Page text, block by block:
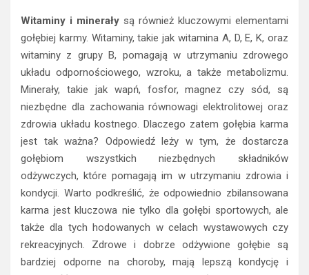
Witaminy i minerały są również kluczowymi elementami
gołębiej karmy. Witaminy, takie jak witamina A, D, E, K, oraz
witaminy z grupy B, pomagają w utrzymaniu zdrowego
układu odpornościowego, wzroku, a także metabolizmu.
Minerały, takie jak wapń, fosfor, magnez czy sód, są
niezbędne dla zachowania równowagi elektrolitowej oraz
zdrowia układu kostnego. Dlaczego zatem gołębia karma
jest tak ważna? Odpowiedź leży w tym, że dostarcza
gołębiom wszystkich niezbędnych składników
odżywczych, które pomagają im w utrzymaniu zdrowia i
kondycji. Warto podkreślić, że odpowiednio zbilansowana
karma jest kluczowa nie tylko dla gołębi sportowych, ale
także dla tych hodowanych w celach wystawowych czy
rekreacyjnych. Zdrowe i dobrze odżywione gołębie są
bardziej odporne na choroby, mają lepszą kondycję i